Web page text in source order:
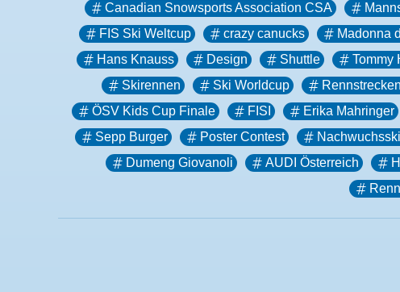
Canadian Snowsports Association CSA
FIS Ski Weltcup
crazy canucks Madonna
Hans Knauss
Design Shuttle Tommy
Skirennen
Ski Worldcup
ÖSV Kids Cup Finale
FISI Erika Mahringer
Sepp Burger
Poster Contest
Dumeng Giovanoli
AUDI Österreich